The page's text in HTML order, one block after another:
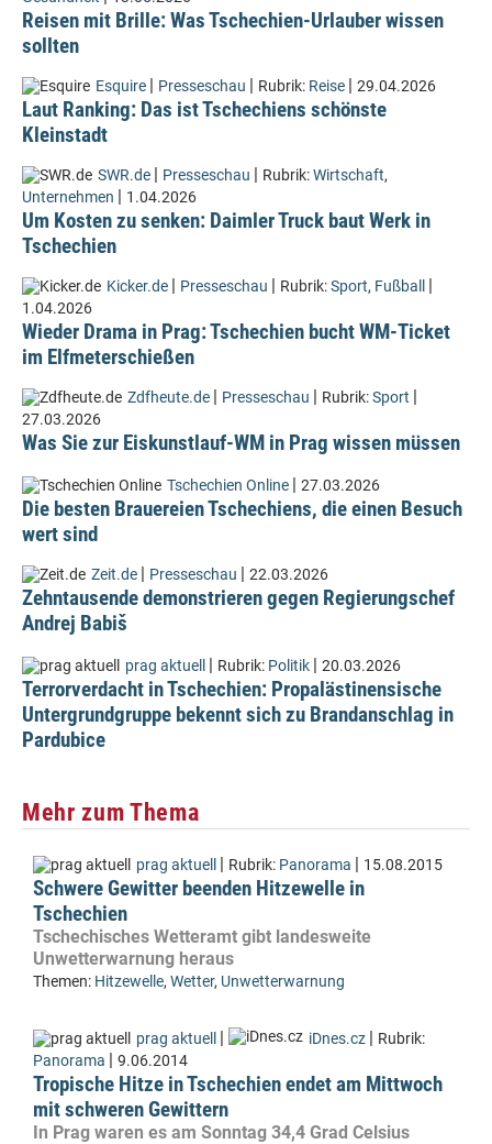
Reisen mit Brille: Was Tschechien-Urlauber wissen
sollten
Esquire | Presseschau | Rubrik: Reise | 29.04.2026
Laut Ranking: Das ist Tschechiens schönste
Kleinstadt
SWR.de | Presseschau | Rubrik:Wirtschaft,
Unternehmen | 1.04.2026
Um Kosten zu senken: Daimler Truck baut Werk in
Tschechien
Kicker.de | Presseschau | Rubrik:Sport, Fußball |
1.04.2026
Wieder Drama in Prag: Tschechien bucht WM-Ticket
im Elfmeterschießen
Zdfheute.de | Presseschau | Rubrik:Sport |
27.03.2026
Was Sie zur Eiskunstlauf-WM in Prag wissen müssen
Tschechien Online | 27.03.2026
Die besten Brauereien Tschechiens, die einen Besuch
wert sind
Zeit.de | Presseschau | 22.03.2026
Zehntausende demonstrieren gegen Regierungschef
Andrej Babiš
prag aktuell | Rubrik: Politik | 20.03.2026
Terrorverdacht in Tschechien: Propalästinensische
Untergrundgruppe bekennt sich zu Brandanschlag in
Pardubice
Mehr zum Thema
prag aktuell | Rubrik: Panorama | 15.08.2015
Schwere Gewitter beenden Hitzewelle in
Tschechien
Tschechisches Wetteramt gibt landesweite
Unwetterwarnung heraus
Themen: Hitzewelle, Wetter, Unwetterwarnung
prag aktuell | iDnes.cz | Rubrik:
Panorama | 9.06.2014
Tropische Hitze in Tschechien endet am Mittwoch
mit schweren Gewittern
In Prag waren es am Sonntag 34,4 Grad Celsius